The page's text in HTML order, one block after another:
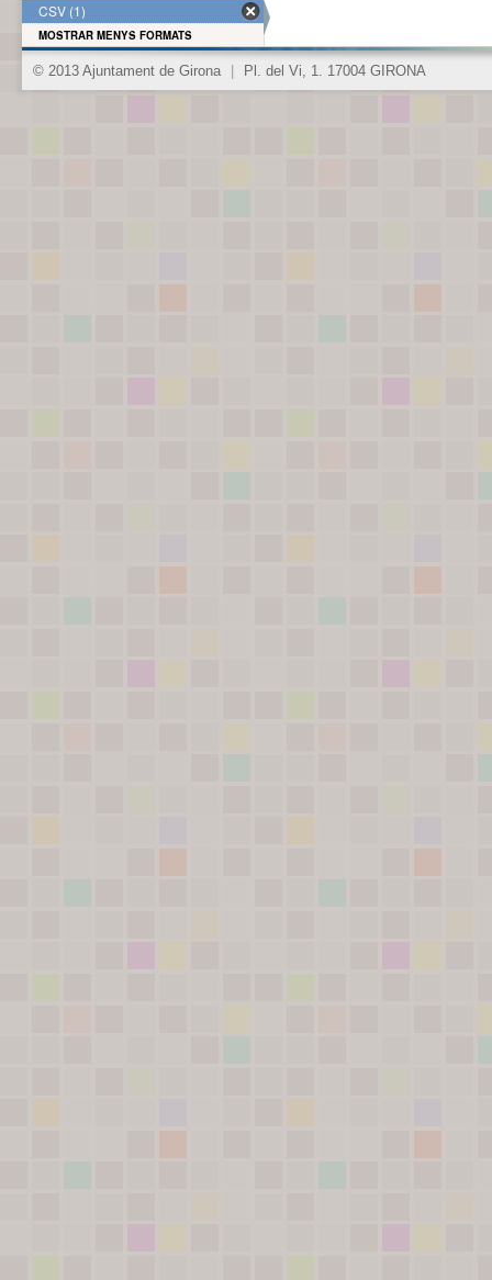
CSV (1)
MOSTRAR MENYS FORMATS
© 2013 Ajuntament de Girona Pl. del Vi, 1. 17004 GIRONA